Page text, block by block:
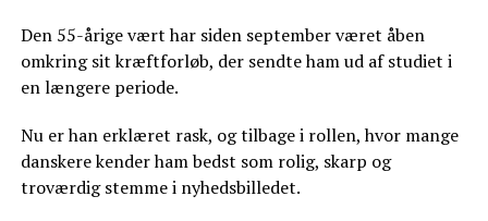
Den 55-årige vært har siden september været åben
omkring sit kræftforløb, der sendte ham ud af studiet i
en længere periode.
Nu er han erklæret rask, og tilbage i rollen, hvor mange
danskere kender ham bedst som rolig, skarp og
troværdig stemme i nyhedsbilledet.